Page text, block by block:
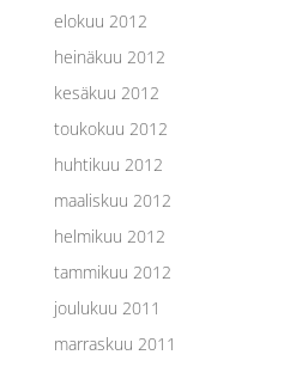
elokuu 2012
heinäkuu 2012
kesäkuu 2012
toukokuu 2012
huhtikuu 2012
maaliskuu 2012
helmikuu 2012
tammikuu 2012
joulukuu 2011
marraskuu 2011